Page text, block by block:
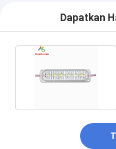
Dapatkan